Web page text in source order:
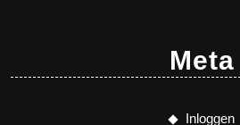
Meta
Inloggen